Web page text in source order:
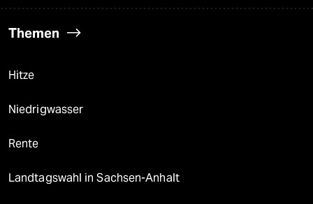
Themen
Hitze
Niedrigwasser
Rente
Landtagswahl in Sachsen-Anhalt